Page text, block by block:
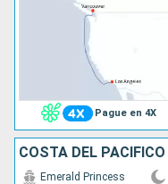
Pague en 4X
COSTA DEL PACÍFICO
Emerald Princess